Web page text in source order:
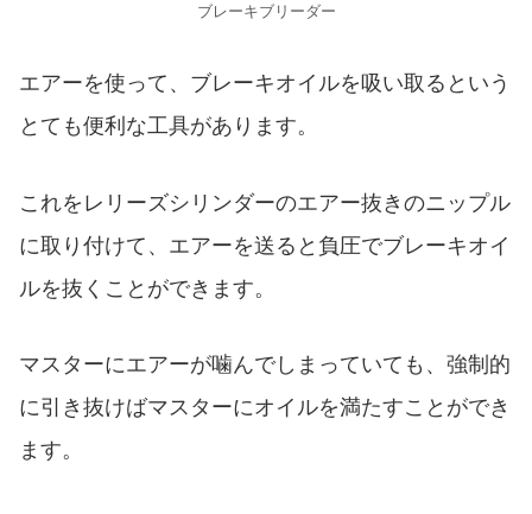
ブレーキブリーダー
エアーを使って、ブレーキオイルを吸い取るという
とても便利な工具があります。
これをレリーズシリンダーのエアー抜きのニップル
に取り付けて、エアーを送ると負圧でブレーキオイ
ルを抜くことができます。
マスターにエアーが噛んでしまっていても、強制的
に引き抜けばマスターにオイルを満たすことができ
ます。